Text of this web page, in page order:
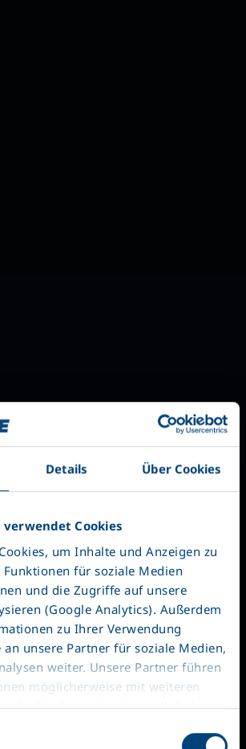
Details Über Cookies
verwendet Cookies
um Inhalte und Anzeigen zu
für soziale Medien
und die Zugriffe auf unsere
(Google Analytics). Außerdem
zu Ihrer Verwendung
an unsere Partner für soziale Medien,
weiter. Unsere Partner führen
möglicherweise mit weiteren
die Sie ihnen bereitgestellt haben
Wir setzen im Rahmen des